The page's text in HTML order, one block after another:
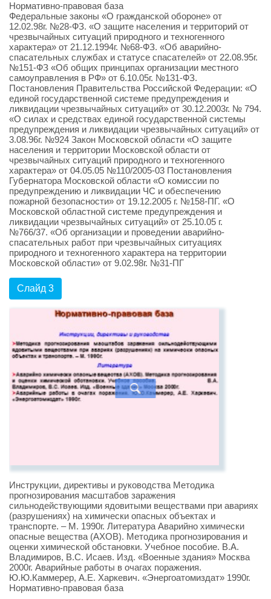
Нормативно-правовая база
Федеральные законы «О гражданской обороне» от
12.02.98г. №28-ФЗ. «О защите населения и территорий от
чрезвычайных ситуаций природного и техногенного
характера» от 21.12.1994г. №68-ФЗ. «Об аварийно-
спасательных службах и статусе спасателей» от 22.08.95г.
№151-ФЗ «Об общих принципах организации местного
самоуправления в РФ» от 6.10.05г. №131-ФЗ.
Постановления Правительства Российской Федерации: «О
единой государственной системе предупреждения и
ликвидации чрезвычайных ситуаций» от 30.12.2003г. № 794.
«О силах и средствах единой государственной системы
предупреждения и ликвидации чрезвычайных ситуаций» от
3.08.96г. №924 Закон Московской области «О защите
населения и территории Московской области от
чрезвычайных ситуаций природного и техногенного
характера» от 04.05.05 №110/2005-03 Постановления
Губернатора Московской области «О комиссии по
предупреждению и ликвидации ЧС и обеспечению
пожарной безопасности» от 19.12.2005 г. №158-ПГ. «О
Московской областной системе предупреждения и
ликвидации чрезвычайных ситуаций» от 25.10.05 г.
№766/37. «Об организации и проведении аварийно-
спасательных работ при чрезвычайных ситуациях
природного и техногенного характера на территории
Московской области» от 9.02.98г. №31-ПГ
Слайд 3
Инструкции, директивы и руководства Методика
прогнозирования масштабов заражения
сильнодействующими ядовитыми веществами при авариях
(разрушениях) на химически опасных объектах и
транспорте. – М. 1990г. Литература Аварийно химически
опасные вещества (АХОВ). Методика прогнозирования и
оценки химической обстановки. Учебное пособие. В.А.
Владимиров, В.С. Исаев. Изд. «Военные здания» Москва
2000г. Аварийные работы в очагах поражения.
Ю.Ю.Каммерер, А.Е. Харкевич. «Энергоатомиздат» 1990г.
Нормативно-правовая база